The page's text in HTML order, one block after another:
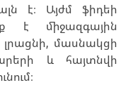
է։ Այժմ ֆիդեի
միջազգային
մասնակցի
և հայտնվի